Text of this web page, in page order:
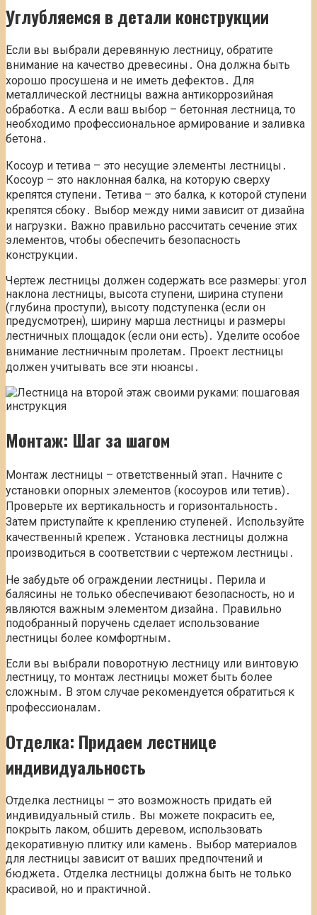
Углубляемся в детали конструкции
Если вы выбрали деревянную лестницу, обратите
внимание на качество древесины․ Она должна быть
хорошо просушена и не иметь дефектов․ Для
металлической лестницы важна антикоррозийная
обработка․ А если ваш выбор – бетонная лестница, то
необходимо профессиональное армирование и заливка
бетона․
Косоур и тетива – это несущие элементы лестницы․
Косоур – это наклонная балка, на которую сверху
крепятся ступени․ Тетива – это балка, к которой ступени
крепятся сбоку․ Выбор между ними зависит от дизайна
и нагрузки․ Важно правильно рассчитать сечение этих
элементов, чтобы обеспечить безопасность
конструкции․
Чертеж лестницы должен содержать все размеры: угол
наклона лестницы, высота ступени, ширина ступени
(глубина проступи), высоту подступенка (если он
предусмотрен), ширину марша лестницы и размеры
лестничных площадок (если они есть)․ Уделите особое
внимание лестничным пролетам․ Проект лестницы
должен учитывать все эти нюансы․
Монтаж: Шаг за шагом
Монтаж лестницы – ответственный этап․ Начните с
установки опорных элементов (косоуров или тетив)․
Проверьте их вертикальность и горизонтальность․
Затем приступайте к креплению ступеней․ Используйте
качественный крепеж․ Установка лестницы должна
производиться в соответствии с чертежом лестницы․
Не забудьте об ограждении лестницы․ Перила и
балясины не только обеспечивают безопасность, но и
являются важным элементом дизайна․ Правильно
подобранный поручень сделает использование
лестницы более комфортным․
Если вы выбрали поворотную лестницу или винтовую
лестницу, то монтаж лестницы может быть более
сложным․ В этом случае рекомендуется обратиться к
профессионалам․
Отделка: Придаем лестнице
индивидуальность
Отделка лестницы – это возможность придать ей
индивидуальный стиль․ Вы можете покрасить ее,
покрыть лаком, обшить деревом, использовать
декоративную плитку или камень․ Выбор материалов
для лестницы зависит от ваших предпочтений и
бюджета․ Отделка лестницы должна быть не только
красивой, но и практичной․